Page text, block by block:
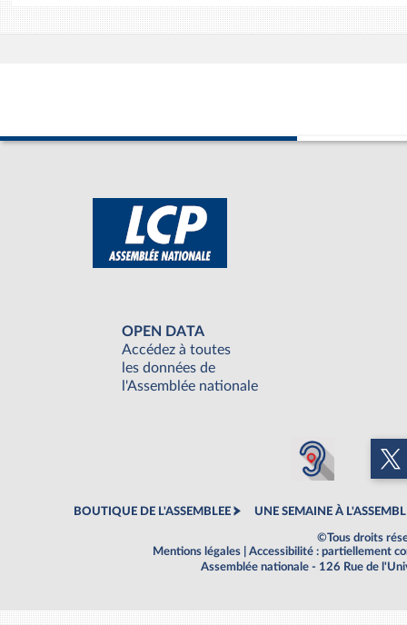
OPEN DATA
Accédez à toutes
les données de
l'Assemblée nationale
BOUTIQUE DE L'ASSEMBLEE UNE SEMAINE À
©Tous droits
Mentions légales
Accessibilité : partiellement
Assemblée nationale - 126 Rue de